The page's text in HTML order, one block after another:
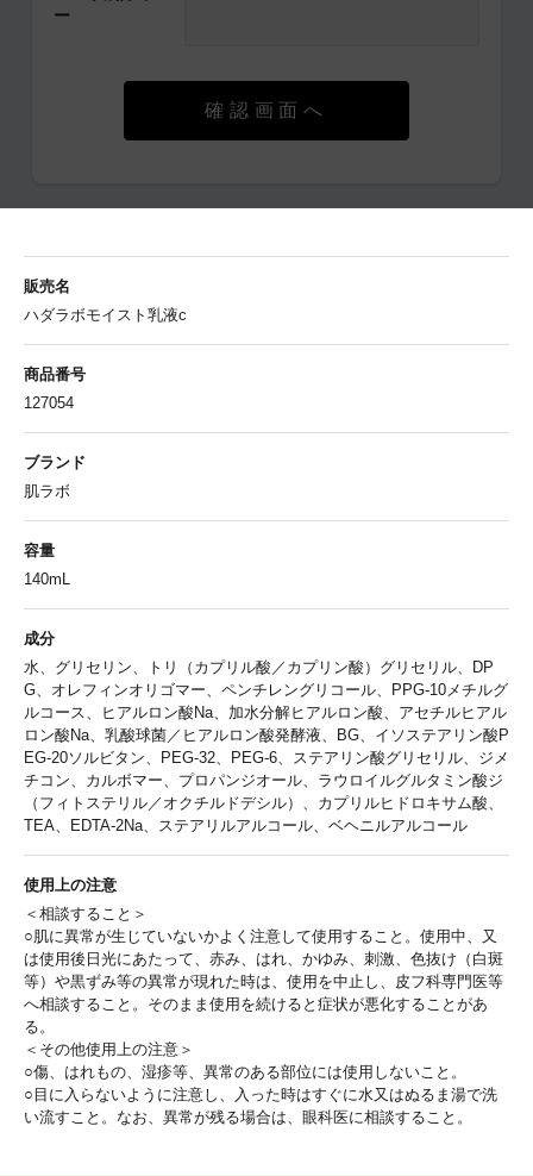
ー
確認画面へ
販売名
ハダラボモイスト乳液c
商品番号
127054
ブランド
肌ラボ
容量
140mL
成分
水、グリセリン、トリ（カプリル酸／カプリン酸）グリセリル、DP
G、オレフィンオリゴマー、ペンチレングリコール、PPG-10メチルグ
ルコース、ヒアルロン酸Na、加水分解ヒアルロン酸、アセチルヒアル
ロン酸Na、乳酸球菌／ヒアルロン酸発酵液、BG、イソステアリン酸P
EG-20ソルビタン、PEG-32、PEG-6、ステアリン酸グリセリル、ジメ
チコン、カルボマー、プロパンジオール、ラウロイルグルタミン酸ジ
（フィトステリル／オクチルドデシル）、カプリルヒドロキサム酸、
TEA、EDTA-2Na、ステアリルアルコール、ベヘニルアルコール
使用上の注意
＜相談すること＞
○肌に異常が生じていないかよく注意して使用すること。使用中、又
は使用後日光にあたって、赤み、はれ、かゆみ、刺激、色抜け（白斑
等）や黒ずみ等の異常が現れた時は、使用を中止し、皮フ科専門医等
へ相談すること。そのまま使用を続けると症状が悪化することがあ
る。
＜その他使用上の注意＞
○傷、はれもの、湿疹等、異常のある部位には使用しないこと。
○目に入らないように注意し、入った時はすぐに水又はぬるま湯で洗
い流すこと。なお、異常が残る場合は、眼科医に相談すること。